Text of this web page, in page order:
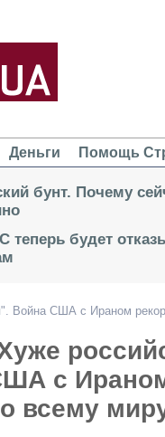
Деньги Помощь
бунт. Почему
теперь будет
Война США с Ираном
с
всему